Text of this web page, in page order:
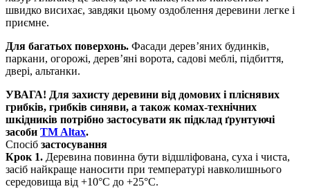
швидко висихає, завдяки цьому оздоблення деревини легке і
приємне.
Для багатьох поверхонь. Фасади дерев’яних будинків,
паркани, огорожі, дерев’яні ворота, садові меблі, підбиття,
двері, альтанки.
УВАГА! Для захисту деревини від домових і пліснявих
грибків, грибків синяви, а також комах-технічних
шкідників потрібно застосувати як підклад ґрунтуючі
засоби TM Altax.
Спосіб застосування
Крок 1. Деревина повинна бути відшліфована, суха і чиста,
засіб найкраще наносити при температурі навколишнього
середовища від +10°С до +25°С.